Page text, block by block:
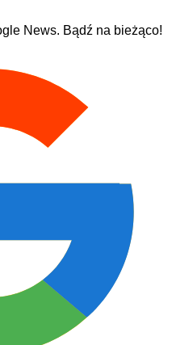
News. Bądź na bieżąco!